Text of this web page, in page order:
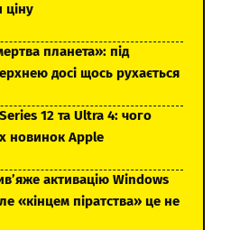
ціну
планета»: під
досі щось рухається
12 та Ultra 4: чого
новинок Apple
активацію Windows
«кінцем піратства» це не